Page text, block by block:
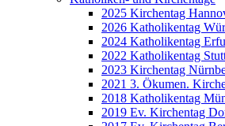
2025 Kirchentag
2026 Katholikentag
2024 Katholikentag
2022 Katholikentag
2023 Kirchentag
2021 3. Ökumen.
2018 Katholikentag
2019 Ev. Kirchentag